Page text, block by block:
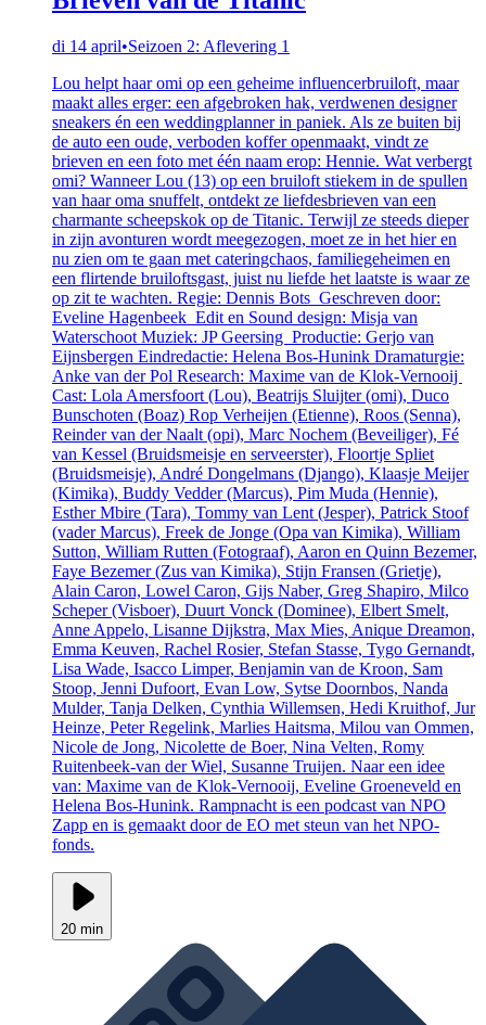
di 14 april•Seizoen 2: Aflevering 1
Lou helpt haar omi op een geheime influencerbruiloft, maar
maakt alles erger: een afgebroken hak, verdwenen designer
sneakers én een weddingplanner in paniek. Als ze buiten bij
de auto een oude, verboden koffer openmaakt, vindt ze
brieven en een foto met één naam erop: Hennie. Wat verbergt
omi? Wanneer Lou (13) op een bruiloft stiekem in de spullen
van haar oma snuffelt, ontdekt ze liefdesbrieven van een
charmante scheepskok op de Titanic. Terwijl ze steeds dieper
in zijn avonturen wordt meegezogen, moet ze in het hier en
nu zien om te gaan met cateringchaos, familiegeheimen en
een flirtende bruiloftsgast, juist nu liefde het laatste is waar ze
op zit te wachten. Regie: Dennis Bots Geschreven door:
Eveline Hagenbeek Edit en Sound design: Misja van
Waterschoot Muziek: JP Geersing Productie: Gerjo van
Eijnsbergen Eindredactie: Helena Bos-Hunink Dramaturgie:
Anke van der Pol Research: Maxime van de Klok-Vernooij
Cast: Lola Amersfoort (Lou), Beatrijs Sluijter (omi), Duco
Bunschoten (Boaz) Rop Verheijen (Etienne), Roos (Senna),
Reinder van der Naalt (opi), Marc Nochem (Beveiliger), Fé
van Kessel (Bruidsmeisje en serveerster), Floortje Spliet
(Bruidsmeisje), André Dongelmans (Django), Klaasje Meijer
(Kimika), Buddy Vedder (Marcus), Pim Muda (Hennie),
Esther Mbire (Tara), Tommy van Lent (Jesper), Patrick Stoof
(vader Marcus), Freek de Jonge (Opa van Kimika), William
Sutton, William Rutten (Fotograaf), Aaron en Quinn Bezemer,
Faye Bezemer (Zus van Kimika), Stijn Fransen (Grietje),
Alain Caron, Lowel Caron, Gijs Naber, Greg Shapiro, Milco
Scheper (Visboer), Duurt Vonck (Dominee), Elbert Smelt,
Anne Appelo, Lisanne Dijkstra, Max Mies, Anique Dreamon,
Emma Keuven, Rachel Rosier, Stefan Stasse, Tygo Gernandt,
Lisa Wade, Isacco Limper, Benjamin van de Kroon, Sam
Stoop, Jenni Dufoort, Evan Low, Sytse Doornbos, Nanda
Mulder, Tanja Delken, Cynthia Willemsen, Hedi Kruithof, Jur
Heinze, Peter Regelink, Marlies Haitsma, Milou van Ommen,
Nicole de Jong, Nicolette de Boer, Nina Velten, Romy
Ruitenbeek-van der Wiel, Susanne Truijen. Naar een idee
van: Maxime van de Klok-Vernooij, Eveline Groeneveld en
Helena Bos-Hunink. Rampnacht is een podcast van NPO
Zapp en is gemaakt door de EO met steun van het NPO-
fonds.
20 min